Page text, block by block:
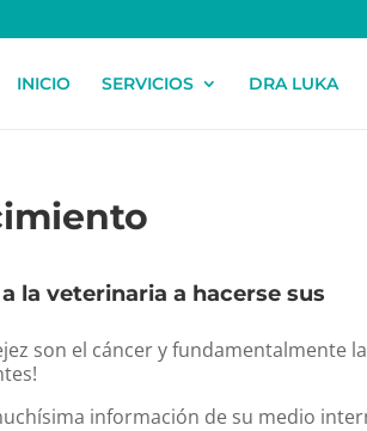
INICIO SERVICIOS DRA LUKA
la veterinaria a hacerse sus
son el cáncer y fundamentalmente la
información de su medio